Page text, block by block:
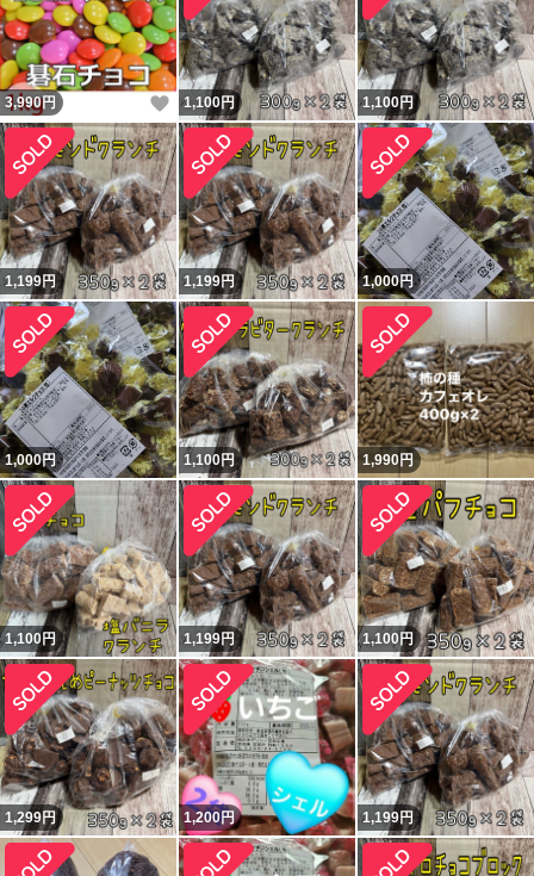
3,990円 いいね！
1,100円 1,100円
1,199円 1,199円 1,000円
1,000円 1,100円 1,990円
1,100円 1,199円 1,100円
1,299円 1,200円 1,199円